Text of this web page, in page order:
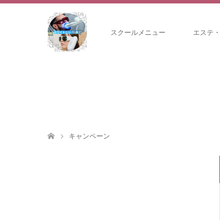
TOP スクールメニュー エステ
キャンペーン